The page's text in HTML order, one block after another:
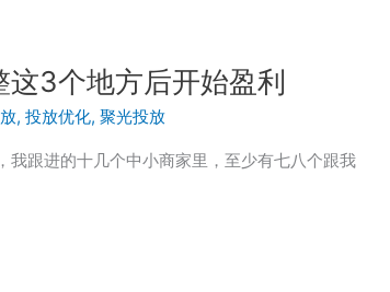
3个地方后开始盈利
,投放优化,聚光投放
跟进的十几个中小商家里，至少有七八个跟我